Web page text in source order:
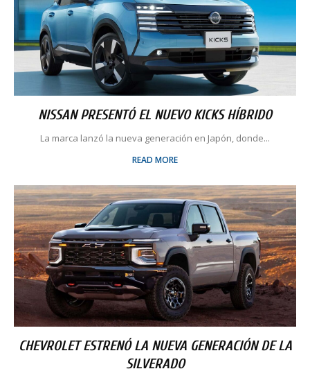
NISSAN PRESENTÓ EL NUEVO KICKS HÍBRIDO
La marca lanzó la nueva generación en Japón, donde...
READ MORE
CHEVROLET ESTRENÓ LA NUEVA GENERACIÓN DE LA
SILVERADO